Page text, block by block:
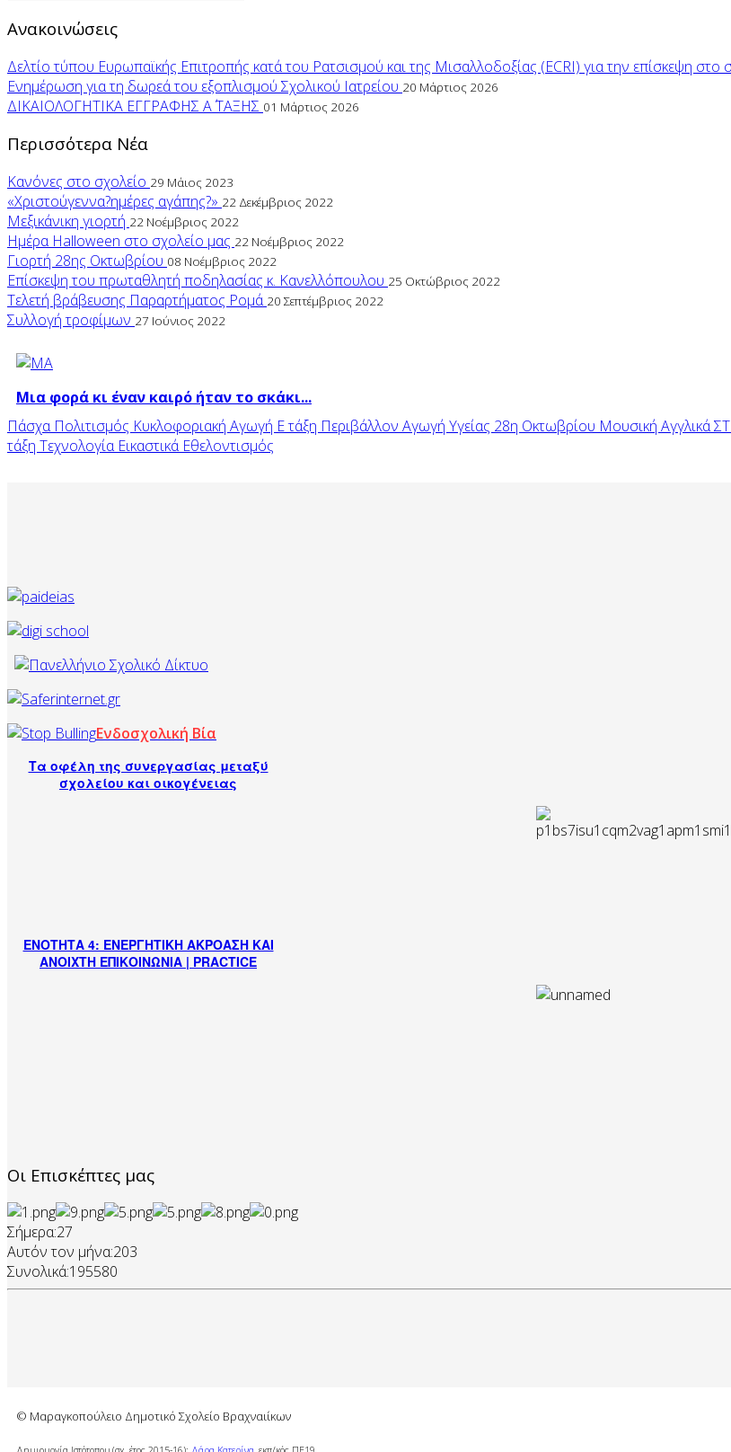
Ανακοινώσεις
Δελτίο τύπου Ευρωπαϊκής Επιτροπής κατά του Ρατσισμού και της Μισαλλοδοξίας (ECRI) για την επίσκεψη στο
Ενημέρωση για τη δωρεά του εξοπλισμού Σχολικού Ιατρείου 20 Μάρτιος 2026
ΔΙΚΑΙΟΛΟΓΗΤΙΚΑ ΕΓΓΡΑΦΗΣ Α΄ ΤΑΞΗΣ 01 Μάρτιος 2026
Περισσότερα Νέα
Κανόνες στο σχολείο 29 Μάιος 2023
«Χριστούγεννα?ημέρες αγάπης?» 22 Δεκέμβριος 2022
Μεξικάνικη γιορτή 22 Νοέμβριος 2022
Ημέρα Halloween στο σχολείο μας 22 Νοέμβριος 2022
Γιορτή 28ης Οκτωβρίου 08 Νοέμβριος 2022
Επίσκεψη του πρωταθλητή ποδηλασίας κ. Κανελλόπουλου 25 Οκτώβριος 2022
Τελετή βράβευσης Παραρτήματος Ρομά 20 Σεπτέμβριος 2022
Συλλογή τροφίμων 27 Ιούνιος 2022
Μια φορά κι έναν καιρό ήταν το σκάκι...
Πάσχα Πολιτισμός Κυκλοφοριακή Αγωγή Ε τάξη Περιβάλλον Αγωγή Υγείας 28η Οκτωβρίου Μουσική Αγγλικά
τάξη Τεχνολογία Εικαστικά Εθελοντισμός
Ενδοσχολική Βία
Τα οφέλη της συνεργασίας μεταξύ
σχολείου και οικογένειας
ΕΝΟΤΗΤΑ 4: ΕΝΕΡΓΗΤΙΚΗ ΑΚΡΟΑΣΗ ΚΑΙ
ΑΝΟΙΧΤΗ ΕΠΙΚΟΙΝΩΝΙΑ | PRACTICE
Οι Επισκέπτες μας
Σήμερα:27
Αυτόν τον μήνα:203
Συνολικά:195580
© Μαραγκοπούλειο Δημοτικό Σχολείο Βραχναιίκων